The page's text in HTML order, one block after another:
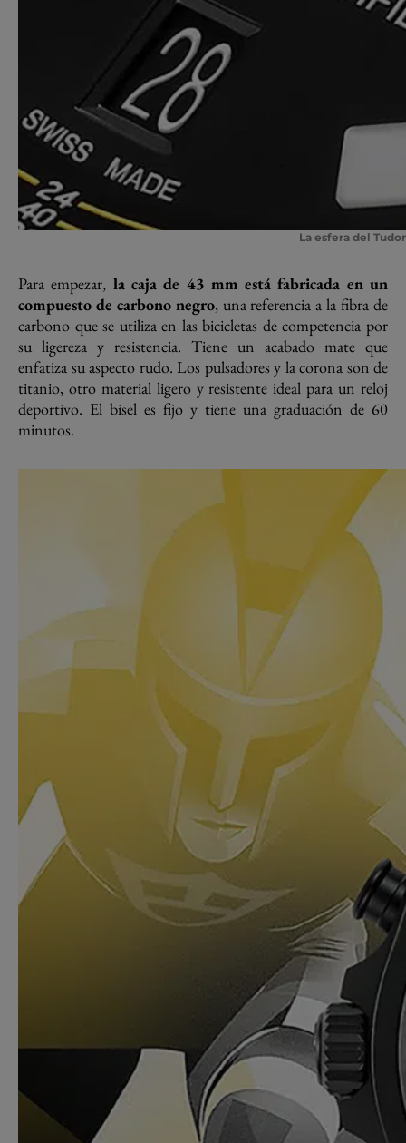
La esfera del
Para empezar, la caja de 43 mm está fabricada en un
compuesto de carbono negro, una referencia a la fibra de
carbono que se utiliza en las bicicletas de competencia por
su ligereza y resistencia. Tiene un acabado mate que
enfatiza su aspecto rudo. Los pulsadores y la corona son de
titanio, otro material ligero y resistente ideal para un reloj
deportivo. El bisel es fijo y tiene una graduación de 60
minutos.